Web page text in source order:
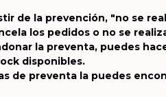
de la prevención, "no se
los pedidos o no se
la preventa, puedes
disponibles.
de preventa la puedes